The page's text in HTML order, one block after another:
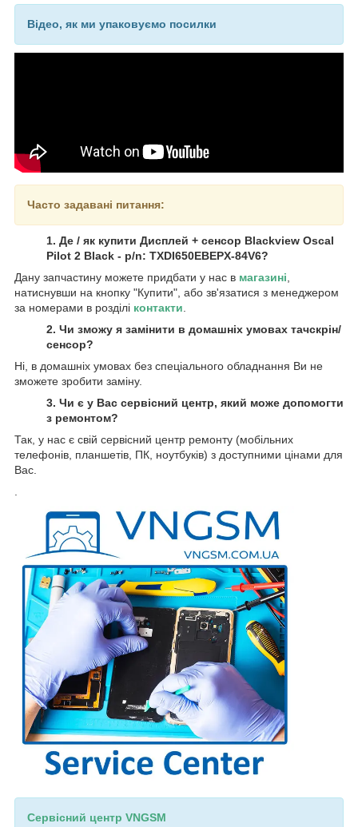
Відео, як ми упаковуємо посилки
Часто задавані питання:
1. Де / як купити Дисплей + сенсор Blackview Oscal
Pilot 2 Black - p/n: TXDI650EBEPX-84V6?
Дану запчастину можете придбати у нас в магазині
натиснувши на кнопку "Купити", або зв'язатися з менеджером
за номерами в розділі контакти
2. Чи зможу я замінити в домашніх умовах тачскрін/
сенсор?
Ні, в домашніх умовах без спеціального обладнання Ви не
зможете зробити заміну.
3. Чи є у Вас сервісний центр, який може допомогти
з ремонтом?
Так, у нас є свій сервісний центр ремонту (мобільних
телефонів, планшетів, ПК, ноутбуків) з доступними цінами для
Вас.
Сервісний центр VNGSM